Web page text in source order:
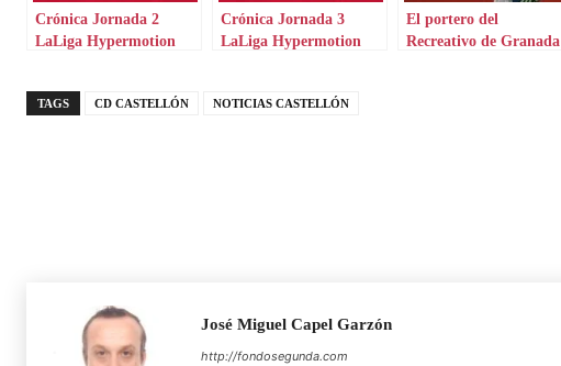
Crónica Jornada 2
LaLiga Hypermotion
Crónica Jornada 3
LaLiga Hypermotion
El portero del
Recreativo de Granada
TAGS CD CASTELLÓN NOTICIAS CASTELLÓN
José Miguel Capel Garzón
http://fondosegunda.com